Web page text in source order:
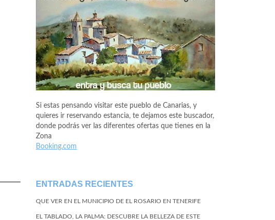
Si estas pensando visitar este pueblo de Canarias, y
quieres ir reservando estancia, te dejamos este buscador,
donde podrás ver las diferentes ofertas que tienes en la
Zona
Booking.com
ENTRADAS RECIENTES
QUE VER EN EL MUNICIPIO DE EL ROSARIO EN TENERIFE
EL TABLADO, LA PALMA: DESCUBRE LA BELLEZA DE ESTE